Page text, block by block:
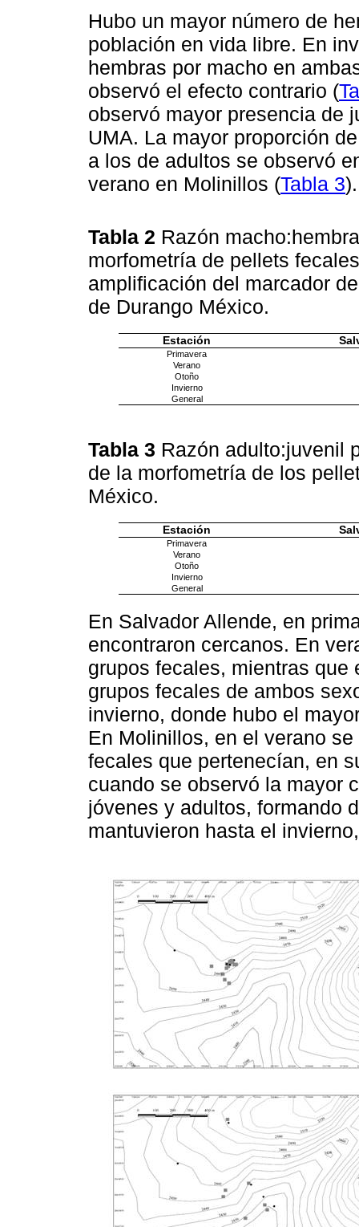
Hubo un mayor número de
población en vida libre. En
hembras por macho en
observó el efecto contrario (
observó mayor presencia de
UMA. La mayor proporción
a los de adultos se observó
verano en Molinillos (Tabla 3).
Tabla 2 Razón
morfometría de pellets
amplificación del marcador
de Durango México.
Estación
Primavera
Verano
Otoño
Invierno
General
Tabla 3 Razón adulto:juvenil
de la morfometría de los
México.
Estación
Primavera
Verano
Otoño
Invierno
General
En Salvador Allende, en
encontraron cercanos. En
grupos fecales, mientras que
grupos fecales de ambos
invierno, donde hubo el
En Molinillos, en el verano
fecales que pertenecían, en
cuando se observó la mayor
jóvenes y adultos, formando
mantuvieron hasta el